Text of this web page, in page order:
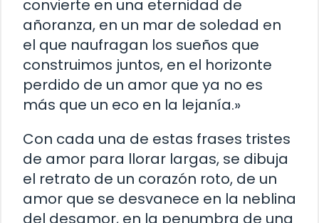
convierte en una eternidad de
añoranza, en un mar de soledad en
el que naufragan los sueños que
construimos juntos, en el horizonte
perdido de un amor que ya no es
más que un eco en la lejanía.»
Con cada una de estas frases tristes
de amor para llorar largas, se dibuja
el retrato de un corazón roto, de un
amor que se desvanece en la neblina
del desamor, en la penumbra de una